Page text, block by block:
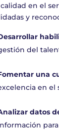
calidad en el
y
del
una
en el
datos